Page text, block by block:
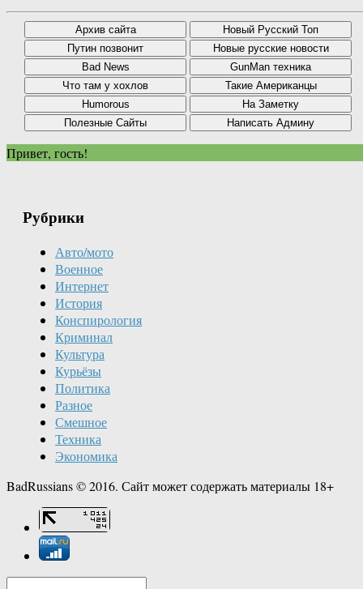
Привет, гость!
Рубрики
Авто/мото
Военное
Интернет
История
Конспирология
Криминал
Культура
Курьёзы
Политика
Разное
Смешное
Техника
Экономика
BadRussians © 2016. Сайт может содержать материалы 18+